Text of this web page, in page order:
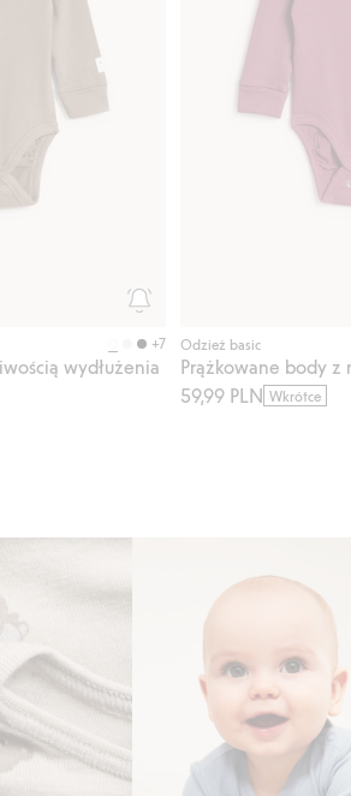
+7
wydłużenia
Odzież basic
Prążkowane body z
59,99 PLN Wkrótce